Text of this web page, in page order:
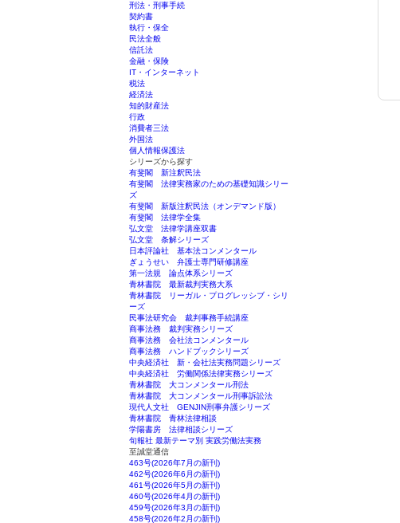
刑法・刑事手続
契約書
執行・保全
民法全般
信託法
金融・保険
IT・インターネット
税法
経済法
知的財産法
行政
消費者三法
外国法
個人情報保護法
シリーズから探す
有斐閣 新注釈民法
有斐閣 法律実務家のための基礎知識シリー
ズ
有斐閣 新版注釈民法（オンデマンド版）
有斐閣 法律学全集
弘文堂 法律学講座双書
弘文堂 条解シリーズ
日本評論社 基本法コンメンタール
ぎょうせい 弁護士専門研修講座
第一法規 論点体系シリーズ
青林書院 最新裁判実務大系
青林書院 リーガル・プログレッシブ・シリ
ーズ
民事法研究会 裁判事務手続講座
商事法務 裁判実務シリーズ
商事法務 会社法コンメンタール
商事法務 ハンドブックシリーズ
中央経済社 新・会社法実務問題シリーズ
中央経済社 労働関係法律実務シリーズ
青林書院 大コンメンタール刑法
青林書院 大コンメンタール刑事訴訟法
現代人文社 GENJIN刑事弁護シリーズ
青林書院 青林法律相談
学陽書房 法律相談シリーズ
旬報社 最新テーマ別 実践労働法実務
至誠堂通信
463号(2026年7月の新刊)
462号(2026年6月の新刊)
461号(2026年5月の新刊)
460号(2026年4月の新刊)
459号(2026年3月の新刊)
458号(2026年2月の新刊)